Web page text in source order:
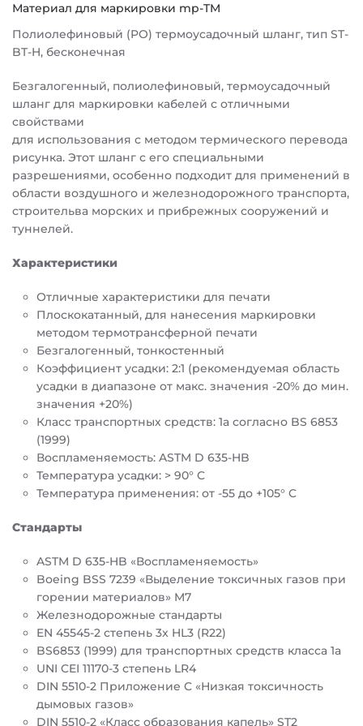
Материал для маркировки mp-TM
Полиолефиновый (PO) термоусадочный шланг, тип ST-
BT-H, бесконечная
Безгалогенный, полиолефиновый, термоусадочный
шланг для маркировки кабелей с отличными
свойствами
для использования с методом термического перевода
рисунка. Этот шланг с его специальными
разрешениями, особенно подходит для применений в
области воздушного и железнодорожного транспорта,
строительва морских и прибрежных сооружений и
туннелей.
Характеристики
Отличные характеристики для печати
Плоскокатанный, для нанесения маркировки
методом термотрансферной печати
Безгалогенный, тонкостенный
Коэффициент усадки: 2:1 (рекомендуемая область
усадки в диапазоне от макс. значения -20% до мин.
значения +20%)
Класс транспортных средств: 1a согласно BS 6853
(1999)
Воспламеняемость: ASTM D 635-HB
Температура усадки: > 90° C
Температура применения: от -55 до +105° C
Стандарты
ASTM D 635-HB «Воспламеняемость»
Boeing BSS 7239 «Выделение токсичных газов при
горении материалов» M7
Железнодорожные стандарты
EN 45545-2 степень 3x HL3 (R22)
BS6853 (1999) для транспортных средств класса 1a
UNI CEI 11170-3 степень LR4
DIN 5510-2 Приложение C «Низкая токсичность
дымовых газов»
DIN 5510-2 «Класс образования капель» ST2